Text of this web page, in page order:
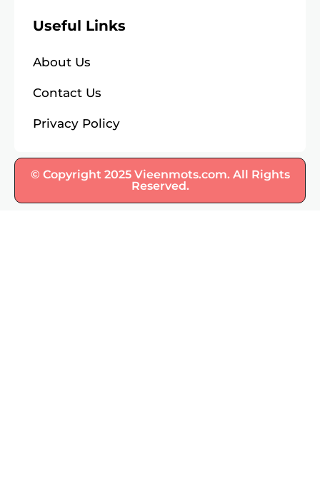
Useful Links
About Us
Contact Us
Privacy Policy
© Copyright 2025 Vieenmots.com. All Rights
Reserved.